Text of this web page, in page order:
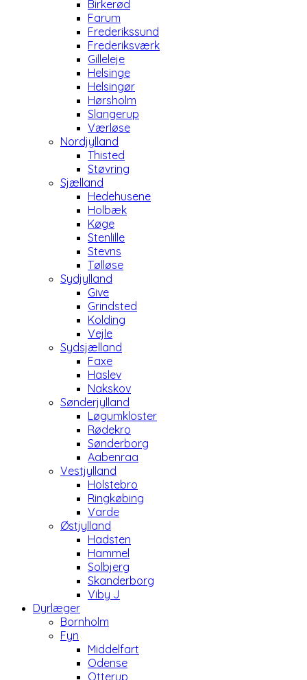
Birkerød
Farum
Frederikssund
Frederiksværk
Gilleleje
Helsinge
Helsingør
Hørsholm
Slangerup
Værløse
Nordjylland
Thisted
Støvring
Sjælland
Hedehusene
Holbæk
Køge
Stenlille
Stevns
Tølløse
Sydjylland
Give
Grindsted
Kolding
Vejle
Sydsjælland
Faxe
Haslev
Nakskov
Sønderjylland
Løgumkloster
Rødekro
Sønderborg
Aabenraa
Vestjylland
Holstebro
Ringkøbing
Varde
Østjylland
Hadsten
Hammel
Solbjerg
Skanderborg
Viby J
Dyrlæger
Bornholm
Fyn
Middelfart
Odense
Otterup